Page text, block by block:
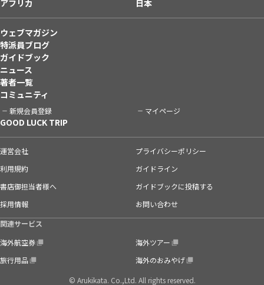
アフリカ
日本
ウェブマガジン
特派員ブログ
ガイドブック
ニュース
著者一覧
コミュニティ
新規会員登録 マイページ
GOOD LUCK TRIP
運営会社
プライバシーポリシー
利用規約
ガイドライン
書店御担当者様へ
ガイドブックに投稿する
採用情報
お問い合わせ
関連サービス
海外航空券
海外ツアー
旅行用品
海外のおみやげ
© Arukikata. Co.,Ltd. All rights reserved.